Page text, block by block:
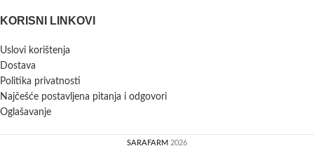
KORISNI LINKOVI
Uslovi korištenja
Dostava
Politika privatnosti
Najčešće postavljena pitanja i odgovori
Oglašavanje
SARAFARM 2026